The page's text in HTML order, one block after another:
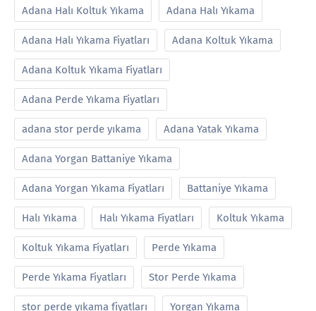
Adana Halı Koltuk Yıkama Adana Halı Yıkama
Adana Halı Yıkama Fiyatları Adana Koltuk Yıkama
Adana Koltuk Yıkama Fiyatları
Adana Perde Yıkama Fiyatları
adana stor perde yıkama Adana Yatak Yıkama
Adana Yorgan Battaniye Yıkama
Adana Yorgan Yıkama Fiyatları Battaniye Yıkama
Halı Yıkama Halı Yıkama Fiyatları Koltuk Yıkama
Koltuk Yıkama Fiyatları Perde Yıkama
Perde Yıkama Fiyatları Stor Perde Yıkama
stor perde yıkama fiyatları Yorgan Yıkama